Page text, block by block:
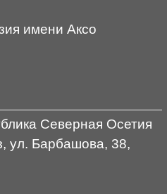
имени Аксо
Северная Осетия
ул. Барбашова, 38,